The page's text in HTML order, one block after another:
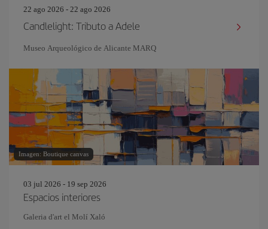
22 ago 2026 - 22 ago 2026
Candlelight: Tributo a Adele
Museo Arqueológico de Alicante MARQ
Imagen: Boutique canvas
03 jul 2026 - 19 sep 2026
Espacios interiores
Galeria d'art el Molí Xaló